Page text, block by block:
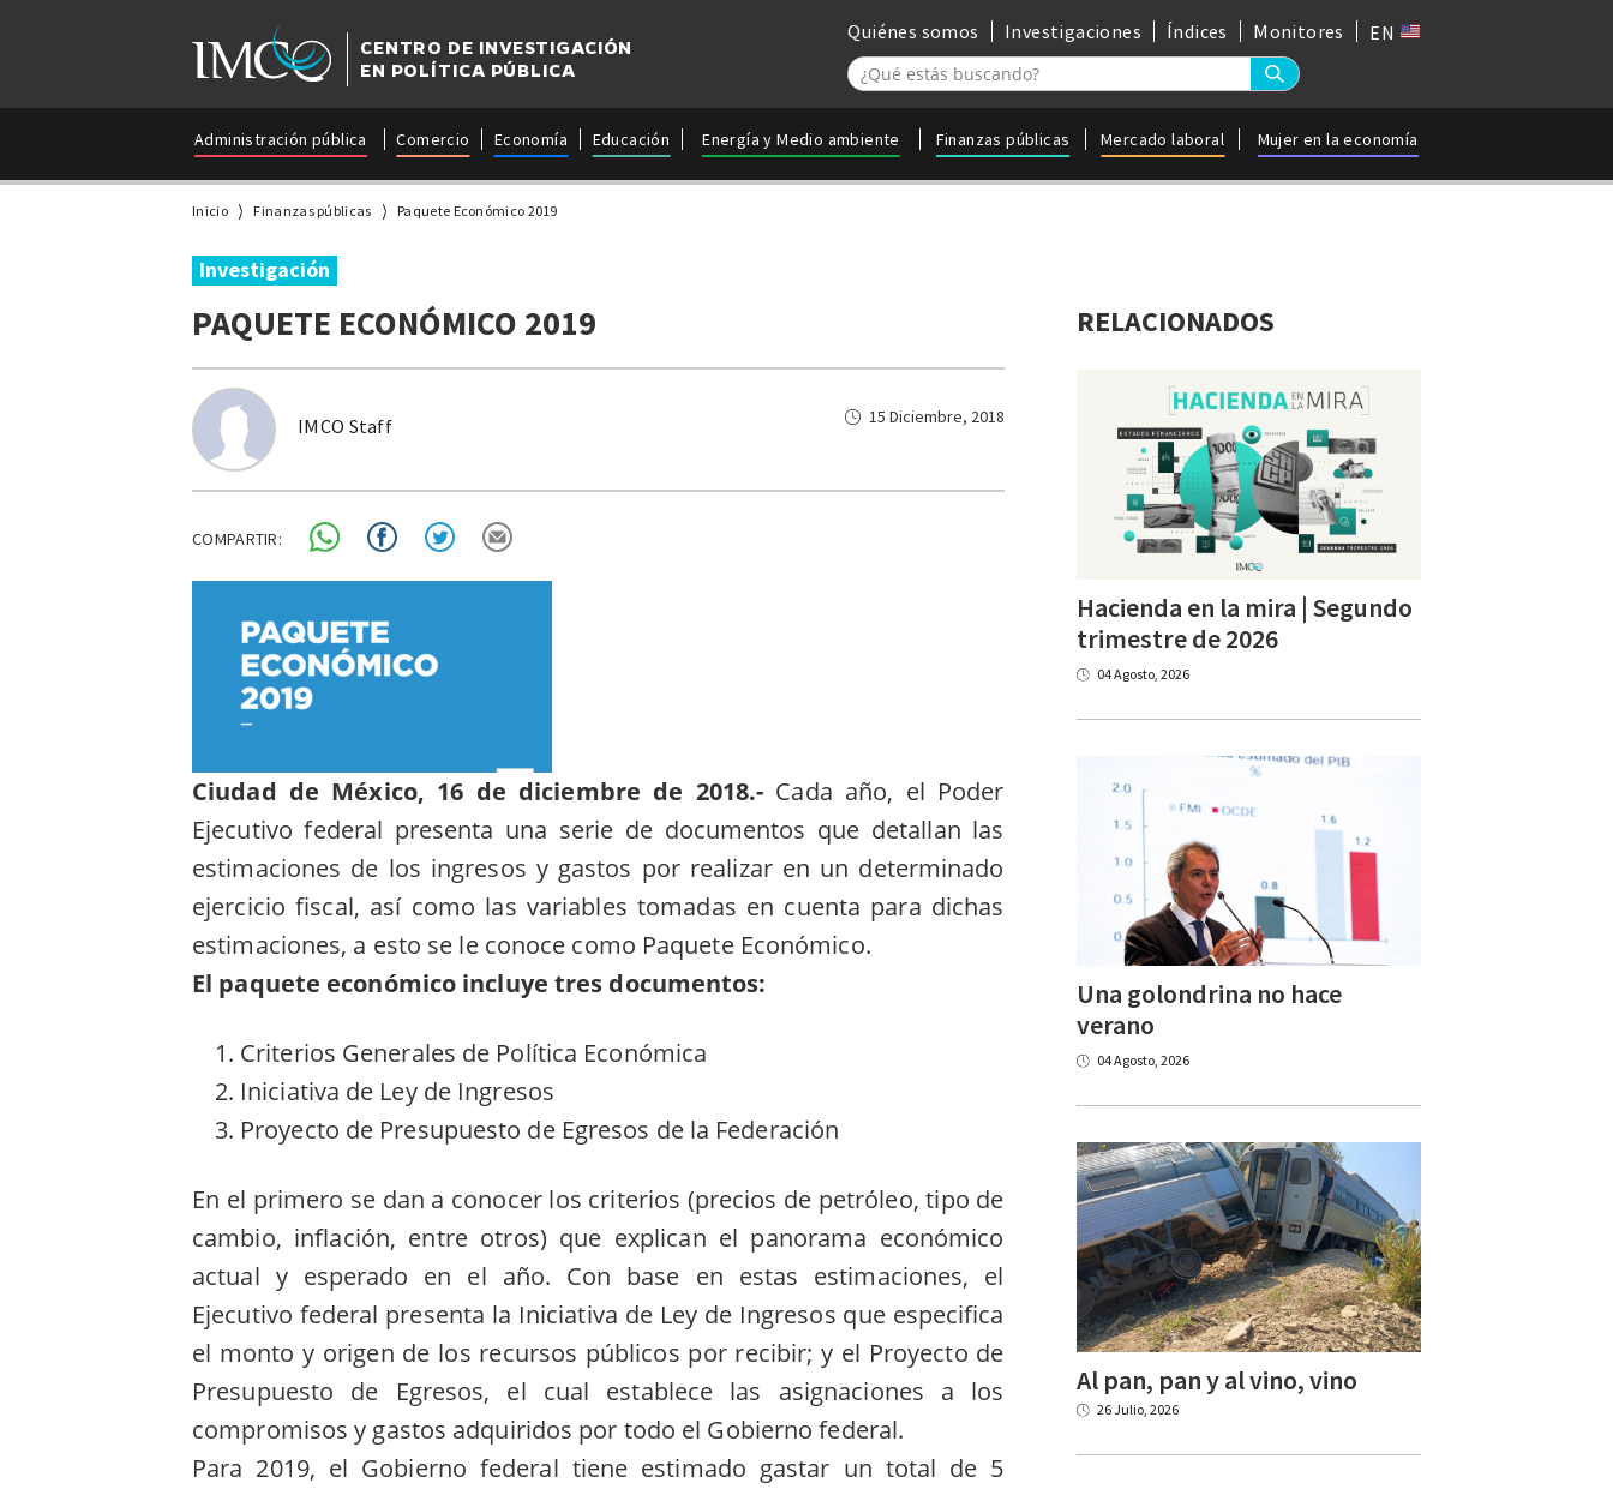
CENTRO DE INVESTIGACIÓN
EN POLÍTICA PÚBLICA
Quiénes somos Investigaciones Índices Monitores EN
Administración pública Comercio Economía Educación Energía y Medio ambiente Finanzas públicas Mercado laboral Mujer en la economía
Inicio Finanzas públicas Paquete Económico 2019
Investigación
PAQUETE ECONÓMICO 2019
IMCO Staff 15 Diciembre, 2018
COMPARTIR:
Ciudad de México, 16 de diciembre de 2018.- Cada año, el Poder
Ejecutivo federal presenta una serie de documentos que detallan las
estimaciones de los ingresos y gastos por realizar en un determinado
ejercicio fiscal, así como las variables tomadas en cuenta para dichas
estimaciones, a esto se le conoce como Paquete Económico.
El paquete económico incluye tres documentos:
Criterios Generales de Política Económica
Iniciativa de Ley de Ingresos
Proyecto de Presupuesto de Egresos de la Federación
En el primero se dan a conocer los criterios (precios de petróleo, tipo de
cambio, inflación, entre otros) que explican el panorama económico
actual y esperado en el año. Con base en estas estimaciones, el
Ejecutivo federal presenta la Iniciativa de Ley de Ingresos que especifica
el monto y origen de los recursos públicos por recibir; y el Proyecto de
Presupuesto de Egresos, el cual establece las asignaciones a los
compromisos y gastos adquiridos por todo el Gobierno federal.
Para 2019, el Gobierno federal tiene estimado gastar un total de 5
RELACIONADOS
Hacienda en la mira | Segundo
trimestre de 2026
04 Agosto, 2026
Una golondrina no hace
verano
04 Agosto, 2026
Al pan, panyalvino,vino
26 Julio, 2026